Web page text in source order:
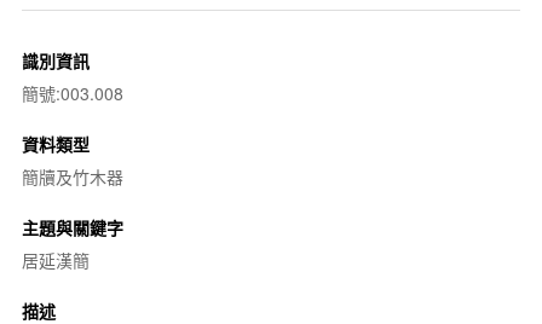
識別資訊
簡號:003.008
資料類型
簡牘及竹木器
主題與關鍵字
居延漢簡
描述